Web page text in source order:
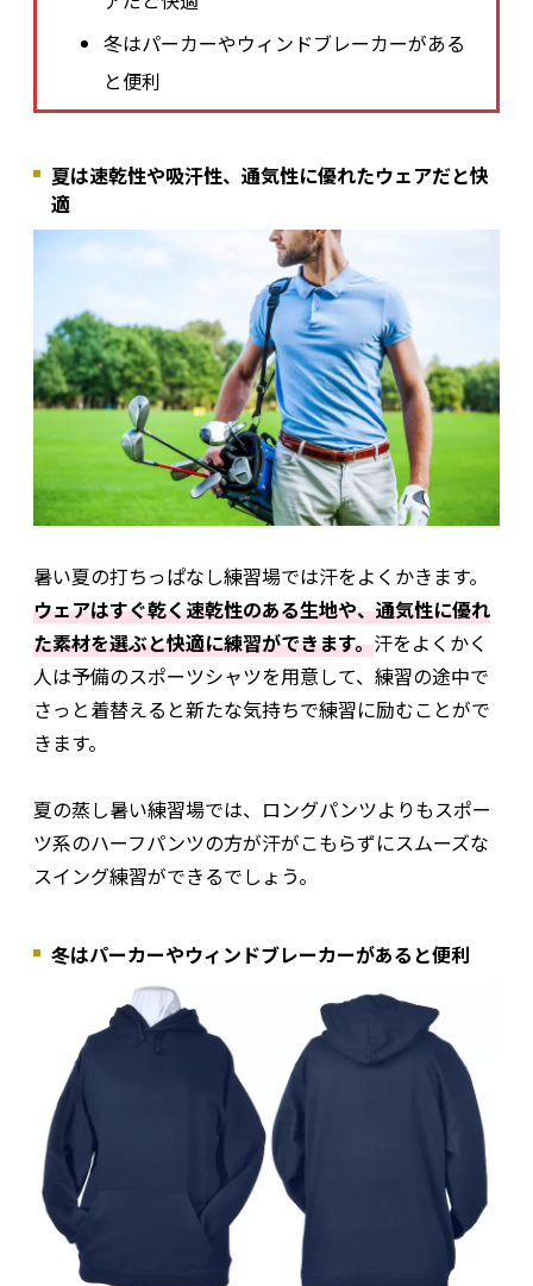
冬はパーカーやウィンドブレーカーがある
と便利
夏は速乾性や吸汗性、通気性に優れたウェアだと快
適
暑い夏の打ちっぱなし練習場では汗をよくかきます。
ウェアはすぐ乾く速乾性のある生地や、通気性に優れ
た素材を選ぶと快適に練習ができます。汗をよくかく
人は予備のスポーツシャツを用意して、練習の途中で
さっと着替えると新たな気持ちで練習に励むことがで
きます。
夏の蒸し暑い練習場では、ロングパンツよりもスポー
ツ系のハーフパンツの方が汗がこもらずにスムーズな
スイング練習ができるでしょう。
冬はパーカーやウィンドブレーカーがあると便利